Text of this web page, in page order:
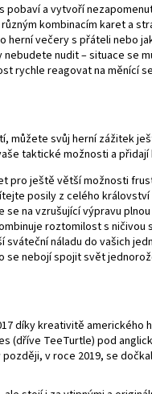
pobaví a vytvoří
kombinacím karet a
herní večery s přáteli nebo
nudit – situace se
rychle reagovat na měnící
můžete svůj herní zážitek
taktické možnosti a
pro ještě větší možnosti
posily z celého
se na vzrušující výpravu
roztomilost s ničivou
sváteční náladu do vašich
se nebojí spojit svět
díky kreativitě amerického
(dříve TeeTurtle) pod
v roce 2019, se